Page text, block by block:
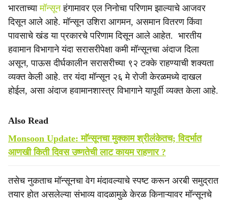
भारताच्यामॉन्सूनहंगामावर एल निनोचा परिणाम झाल्याचे आजवर
दिसून आले आहे. मॉन्सून उशिरा आगमन, असमान वितरण किंवा
पावसाचे खंड या प्रकारचे परिणाम दिसून आले आहेत. भारतीय
हवामान विभागाने यंदा सरासरीपेक्षा कमी मॉन्सूनचा अंदाज दिला
असून, पाऊस दीर्घकालीन सरासरीच्या ९२ टक्के राहण्याची शक्यता
व्यक्त केली आहे. तर यंदा मॉन्सून २६ मे रोजी केरळमध्ये दाखल
होईल, असा अंदाज हवामानशास्त्र विभागाने यापूर्वी व्यक्त केला आहे.
Also Read
Monsoon Update: माॅन्सूनचा मुक्काम श्रीलंकेतच; विदर्भात
आणखी किती दिवस उष्णतेची लाट कायम राहणार ?
तसेच नुकताच मॉन्सूनचा वेग मंदावल्याचे स्पष्ट करून अरबी समुद्रात
तयार होत असलेल्या संभाव्य वादळामुळे केरळ किनाऱ्यावर मॉन्सूनचे